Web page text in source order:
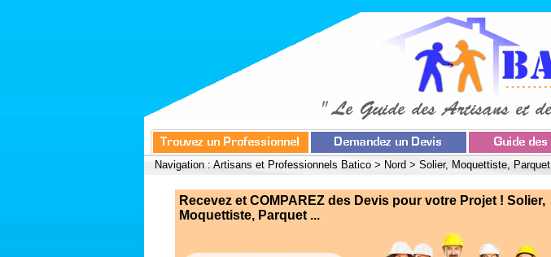
Navigation : Artisans et Professionnels Batico > Nord > Solier, Moquettiste, Parquet
Recevez et COMPAREZ des Devis pour votre Projet ! Solier,
Moquettiste, Parquet ...